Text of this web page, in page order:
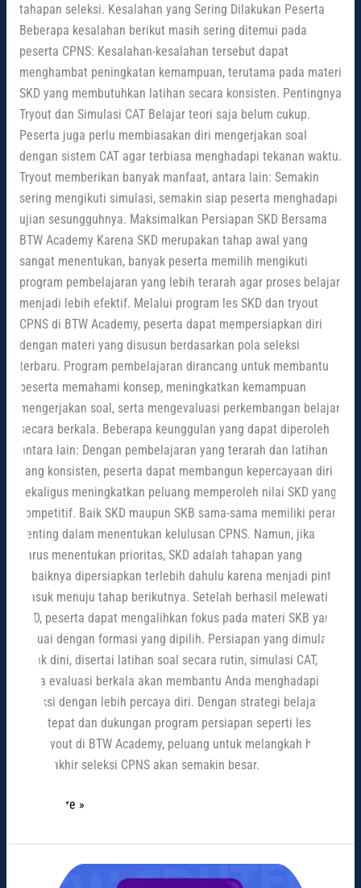
tahapan seleksi. Kesalahan yang Sering Dilakukan Peserta
Beberapa kesalahan berikut masih sering ditemui pada
peserta CPNS: Kesalahan-kesalahan tersebut dapat
menghambat peningkatan kemampuan, terutama pada materi
SKD yang membutuhkan latihan secara konsisten. Pentingnya
Tryout dan Simulasi CAT Belajar teori saja belum cukup.
Peserta juga perlu membiasakan diri mengerjakan soal
dengan sistem CAT agar terbiasa menghadapi tekanan waktu.
Tryout memberikan banyak manfaat, antara lain: Semakin
sering mengikuti simulasi, semakin siap peserta menghadapi
ujian sesungguhnya. Maksimalkan Persiapan SKD Bersama
BTW Academy Karena SKD merupakan tahap awal yang
sangat menentukan, banyak peserta memilih mengikuti
program pembelajaran yang lebih terarah agar proses belajar
menjadi lebih efektif. Melalui program les SKD dan tryout
CPNS di BTW Academy, peserta dapat mempersiapkan diri
dengan materi yang disusun berdasarkan pola seleksi
terbaru. Program pembelajaran dirancang untuk membantu
peserta memahami konsep, meningkatkan kemampuan
mengerjakan soal, serta mengevaluasi perkembangan belajar
secara berkala. Beberapa keunggulan yang dapat diperoleh
antara lain: Dengan pembelajaran yang terarah dan latihan
yang konsisten, peserta dapat membangun kepercayaan diri
sekaligus meningkatkan peluang memperoleh nilai SKD yang
kompetitif. Baik SKD maupun SKB sama-sama memiliki peran
penting dalam menentukan kelulusan CPNS. Namun, jika
harus menentukan prioritas, SKD adalah tahapan yang
sebaiknya dipersiapkan terlebih dahulu karena menjadi pintu
masuk menuju tahap berikutnya. Setelah berhasil melewati
SKD, peserta dapat mengalihkan fokus pada materi SKB yang
sesuai dengan formasi yang dipilih. Persiapan yang dimulai
sejak dini, disertai latihan soal secara rutin, simulasi CAT,
serta evaluasi berkala akan membantu Anda menghadapi
seleksi dengan lebih percaya diri. Dengan strategi belajar
yang tepat dan dukungan program persiapan seperti les SKD
dan tryout di BTW Academy, peluang untuk melangkah hingga
tahap akhir seleksi CPNS akan semakin besar.
Read More »